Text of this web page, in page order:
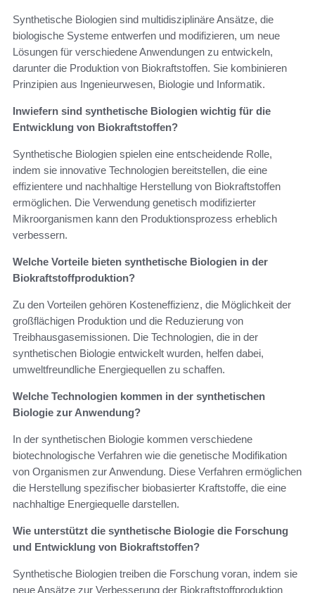
Synthetische Biologien sind multidisziplinäre Ansätze, die
biologische Systeme entwerfen und modifizieren, um neue
Lösungen für verschiedene Anwendungen zu entwickeln,
darunter die Produktion von Biokraftstoffen. Sie kombinieren
Prinzipien aus Ingenieurwesen, Biologie und Informatik.
Inwiefern sind synthetische Biologien wichtig für die
Entwicklung von Biokraftstoffen?
Synthetische Biologien spielen eine entscheidende Rolle,
indem sie innovative Technologien bereitstellen, die eine
effizientere und nachhaltige Herstellung von Biokraftstoffen
ermöglichen. Die Verwendung genetisch modifizierter
Mikroorganismen kann den Produktionsprozess erheblich
verbessern.
Welche Vorteile bieten synthetische Biologien in der
Biokraftstoffproduktion?
Zu den Vorteilen gehören Kosteneffizienz, die Möglichkeit der
großflächigen Produktion und die Reduzierung von
Treibhausgasemissionen. Die Technologien, die in der
synthetischen Biologie entwickelt wurden, helfen dabei,
umweltfreundliche Energiequellen zu schaffen.
Welche Technologien kommen in der synthetischen
Biologie zur Anwendung?
In der synthetischen Biologie kommen verschiedene
biotechnologische Verfahren wie die genetische Modifikation
von Organismen zur Anwendung. Diese Verfahren ermöglichen
die Herstellung spezifischer biobasierter Kraftstoffe, die eine
nachhaltige Energiequelle darstellen.
Wie unterstützt die synthetische Biologie die Forschung
und Entwicklung von Biokraftstoffen?
Synthetische Biologien treiben die Forschung voran, indem sie
neue Ansätze zur Verbesserung der Biokraftstoffproduktion